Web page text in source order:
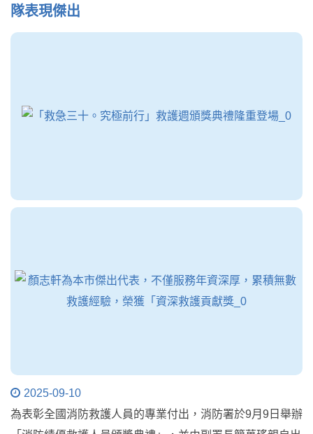
隊表現傑出
2025-09-10
為表彰全國消防救護人員的專業付出，消防署於9月9日舉辦